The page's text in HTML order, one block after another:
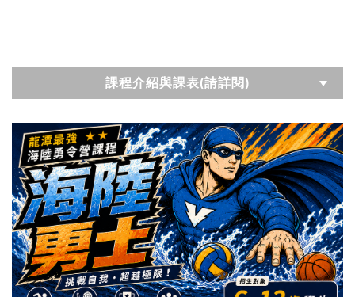
課程介紹與課表(請詳閱)